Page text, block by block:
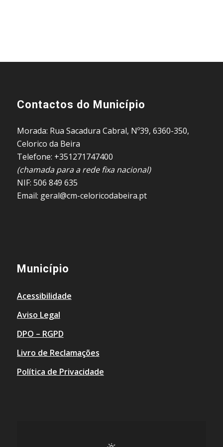
Contactos do Município
Morada: Rua Sacadura Cabral, Nº39, 6360-350,
Celorico da Beira
Telefone: +351271747400
(chamada para a rede fixa nacional)
NIF: 506 849 635
Email: geral@cm-celoricodabeira.pt
Município
Acessibilidade
Aviso Legal
DPO – RGPD
Livro de Reclamações
Política de Privacidade